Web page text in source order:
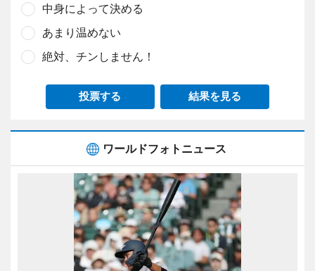
中身によって決める
あまり温めない
絶対、チンしません！
投票する 結果を見る
ワールドフォトニュース